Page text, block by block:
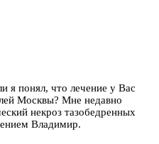
я понял, что лечение у Вас
Москвы? Мне недавно
некроз тазобедренных
Владимир.